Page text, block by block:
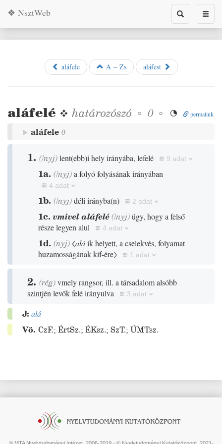
Toggle
search
❖ NsztWeb
aláfele A – Zs aláfest
aláfelé ❖ határozószó ◦ 0◦  permalink
aláfele 0
1. (/nyj)lent(ebb)i hely irányába, lefelé 9 adat
1a. (/nyj)a folyó folyásának irányában
4 adat
1b. (/nyj)déli irányba(n) 2 adat
1c. vmivel aláfelé(/nyj)úgy, hogy a felső
része legyen alul
4 adat
1d. (nyj)〈aláik helyett, a cselekvés, folyamat
huzamosságának kif-ére〉
1 adat
2. (rég)vmely rangsor, ill. a társadalom alsóbb
szintjén levők felé irányulva
3 adat
J: alá
Vö. CzF.; ÉrtSz.; ÉKsz.; SzT.; ÚMTsz.